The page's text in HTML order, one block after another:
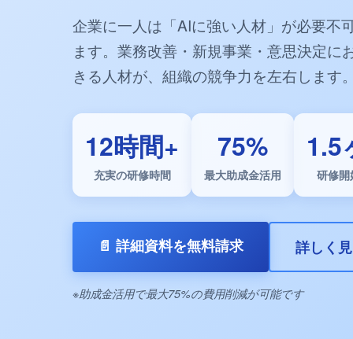
企業に一人は「AIに強い人材」が必要不
ます。業務改善・新規事業・意思決定に
きる人材が、組織の競争力を左右します
12時間+
充実の研修時間
75%
最大助成金活用
1.5
研修
📄 詳細資料を無料請求 詳しく
※助成金活用で最大75%の費用削減が可能です